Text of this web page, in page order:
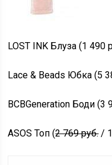
LOST INK Блуза (1 490
Lace & Beads Юбка (5
BCBGeneration Боди (3
ASOS Топ (2 769 руб./ 1